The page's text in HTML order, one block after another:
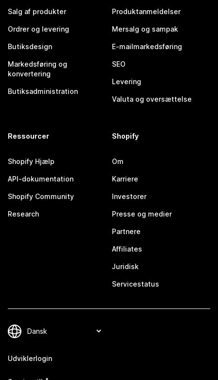
Salg af produkter
Ordrer og levering
Butiksdesign
Markedsføring og
konvertering
Butiksadministration
Produktanmeldelser
Mersalg og sampak
E-mailmarkedsføring
SEO
Levering
Valuta og oversættelse
Ressourcer
Shopify Hjælp
API-dokumentation
Shopify Community
Research
Shopify
Om
Karriere
Investorer
Presse og medier
Partnere
Affiliates
Juridisk
Servicestatus
Udviklerlogin